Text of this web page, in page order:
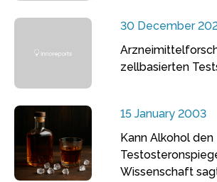
30 December
zellbasierten
15 January 2003
Kann Alkohol den
Wissenschaft